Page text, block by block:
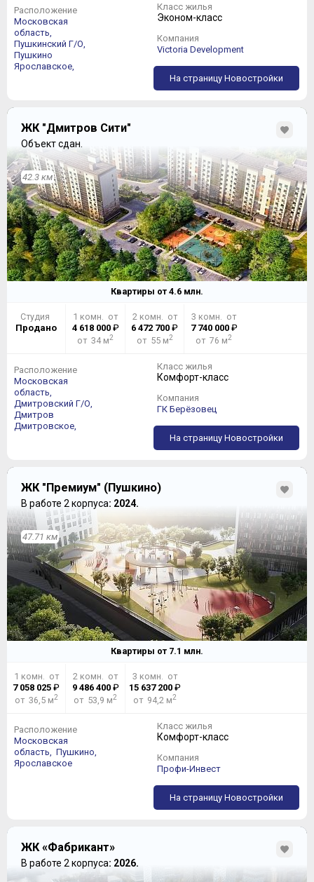
Расположение
Московская
область,
Пушкинский Г/О,
Пушкино
Ярославское,
Класс жилья
Эконом-класс
Компания
Victoria Development
На страницу Новостройки
ЖК "Дмитров Сити"
Объект сдан.
42.3 км
Квартиры от 4.6 млн.
Студия
Продано
1 комн. от
4 618 000₽
от 34 м2
2 комн. от
6 472 700 ₽
от 55 м2
3 комн. от
7 740 000₽
от 76 м2
Расположение
Московская
область,
Дмитровский Г/О,
Дмитров
Дмитровское,
Класс жилья
Комфорт-класс
Компания
ГК Берёзовец
На страницу Новостройки
ЖК "Премиум" (Пушкино)
В работе 2 корпуса: 2024.
47.71 км
Квартиры от 7.1 млн.
1 комн. от
7 058 025 ₽
от 36,5 м2
2 комн. от
9 486 400₽
от 53,9 м2
3 комн. от
15 637 200₽
от 94,2 м2
Расположение
Московская
область, Пушкино,
Ярославское
Класс жилья
Комфорт-класс
Компания
Профи-Инвест
На страницу Новостройки
ЖК «Фабрикант»
В работе 2 корпуса: 2026.